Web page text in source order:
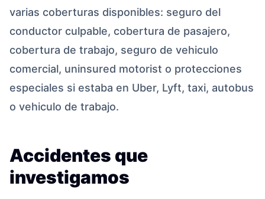
varias coberturas disponibles: seguro del
conductor culpable, cobertura de pasajero,
cobertura de trabajo, seguro de vehiculo
comercial, uninsured motorist o protecciones
especiales si estaba en Uber, Lyft, taxi, autobus
o vehiculo de trabajo.
Accidentes que
investigamos